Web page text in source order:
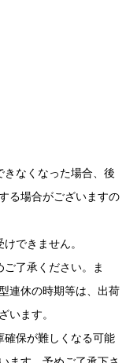
なくなった場合、後
る場合がございますの
できません。
了承ください。ま
連休の時期等は、出荷
います。
確保が難しくなる可能